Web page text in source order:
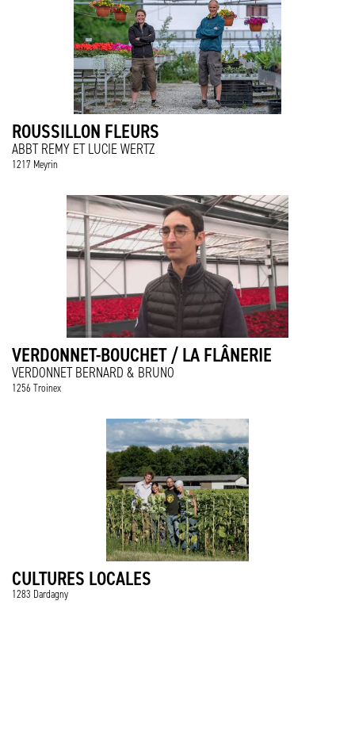
ROUSSILLON FLEURS
ABBT REMY ET LUCIE WERTZ
1217 Meyrin
VERDONNET-BOUCHET / LA FLÂNERIE
VERDONNET BERNARD & BRUNO
1256 Troinex
CULTURES LOCALES
1283 Dardagny